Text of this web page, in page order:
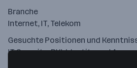
Branche
Internet, IT, Telekom
Gesuchte Positionen und
IT Security, PKI, Identity and